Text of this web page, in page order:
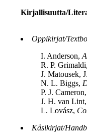
Kirjallisuutta/
Oppikirjat/
I. Anderson,
R. P. Grimaldi,
J. Matousek,
N. L. Biggs,
P. J. Cameron,
J. H. van
L. Lovász,
Käsikirjat/